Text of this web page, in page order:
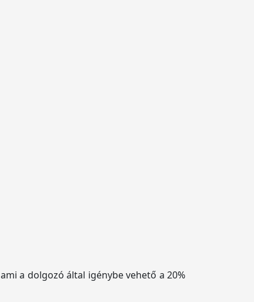
ami a dolgozó által igénybe vehető a 20%